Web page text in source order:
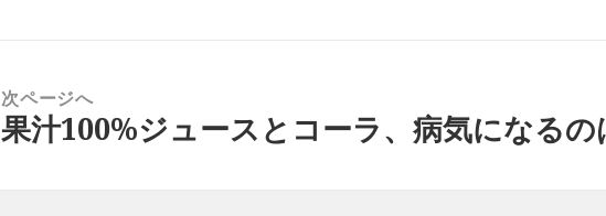
次ページへ
次
果汁100%ジュースとコーラ、病気になるの